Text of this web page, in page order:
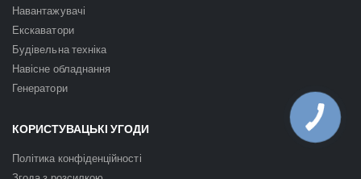
Навантажувачі
Екскаватори
Будівельна техніка
Навісне обладнання
Генератори
КОРИСТУВАЦЬКІ УГОДИ
Політика конфіденційності